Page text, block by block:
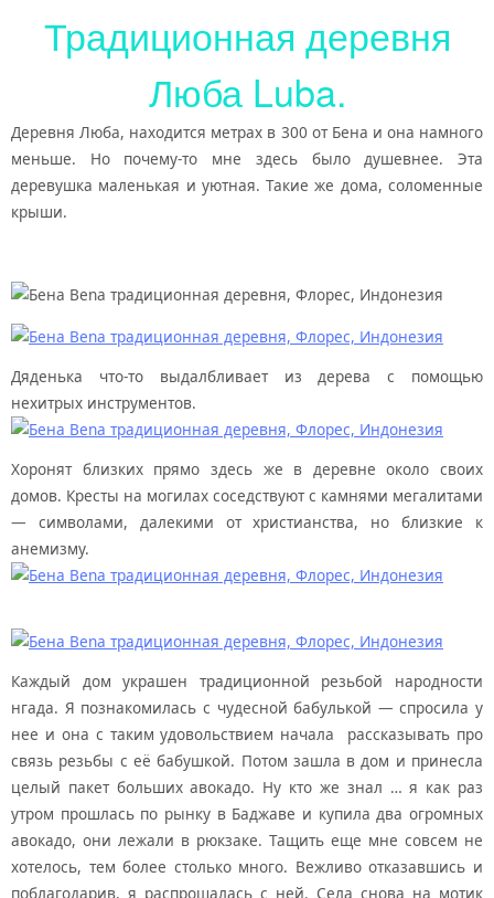
Традиционная деревня
Люба Luba.
Деревня Люба, находится метрах в 300 от Бена и она намного
меньше. Но почему-то мне здесь было душевнее. Эта
деревушка маленькая и уютная. Такие же дома, соломенные
крыши.
Дяденька что-то выдалбливает из дерева с помощью
нехитрых инструментов.
Хоронят близких прямо здесь же в деревне около своих
домов. Кресты на могилах соседствуют с камнями мегалитами
— символами, далекими от христианства, но близкие к
анемизму.
Каждый дом украшен традиционной резьбой народности
нгада. Я познакомилась с чудесной бабулькой — спросила у
нее и она с таким удовольствием начала рассказывать про
связь резьбы с её бабушкой. Потом зашла в дом и принесла
целый пакет больших авокадо. Ну кто же знал … я как раз
утром прошлась по рынку в Баджаве и купила два огромных
авокадо, они лежали в рюкзаке. Тащить еще мне совсем не
хотелось, тем более столько много. Вежливо отказавшись и
поблагодарив, я распрощалась с ней. Села снова на мотик